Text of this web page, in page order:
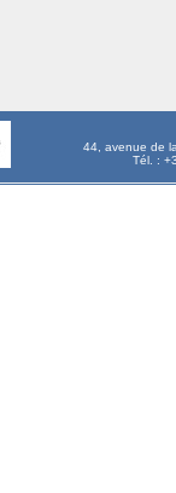
44, avenue de
Tél. :